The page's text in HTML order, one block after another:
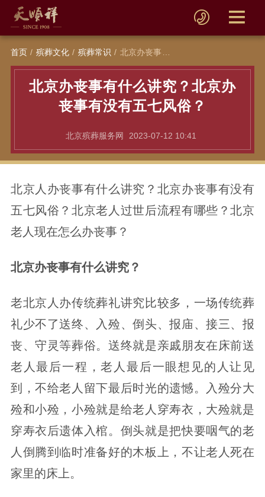
首页 殡葬文化 殡葬常识 北京办丧事有什么讲究？北京办丧事有没有五七风俗？
北京办丧事有什么讲究？北京办
丧事有没有五七风俗？
北京殡葬服务网 2023-07-12 10:41
北京人办丧事有什么讲究？北京办丧事有没有
五七风俗？北京老人过世后流程有哪些？北京
老人现在怎么办丧事？
北京办丧事有什么讲究？
老北京人办传统葬礼讲究比较多，一场传统葬
礼少不了送终、入殓、倒头、报庙、接三、报
丧、守灵等葬俗。送终就是亲戚朋友在床前送
老人最后一程，老人最后一眼想见的人让见
到，不给老人留下最后时光的遗憾。入殓分大
殓和小殓，小殓就是给老人穿寿衣，大殓就是
穿寿衣后遗体入棺。倒头就是把快要咽气的老
人倒腾到临时准备好的木板上，不让老人死在
家里的床上。